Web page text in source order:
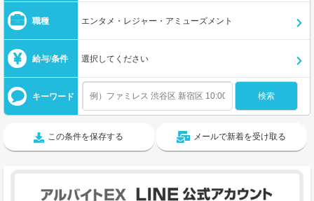
職種 エンタメ・レジャー・アミューズメント
給与/条件 選択してください
キーワード
この条件を保存する メールで新着を受け取る